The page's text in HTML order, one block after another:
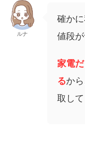
ルナ
確か
値段
家電
るか
取し